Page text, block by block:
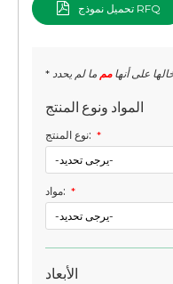
تحميل نموذج RFQ
على أنهامم ما لم يحدد
المواد ونوع المنتج
نوع المنتج: *
مواد: *
الأبعاد